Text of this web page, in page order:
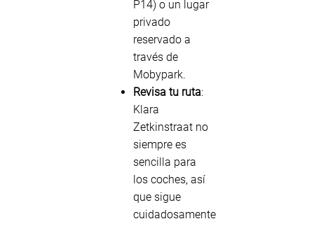
P14) o un lugar
privado
reservado a
través de
Mobypark.
Revisa tu ruta:
Klara
Zetkinstraat no
siempre es
sencilla para
los coches, así
que sigue
cuidadosamente